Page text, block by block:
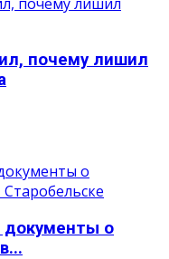
почему лишил
документы о